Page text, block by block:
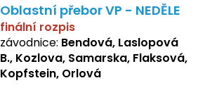
Oblastní přebor VP - NEDĚLE
finální rozpis
závodnice: Bendová, Laslopová
B., Kozlova, Samarska, Flaksová,
Kopfstein, Orlová